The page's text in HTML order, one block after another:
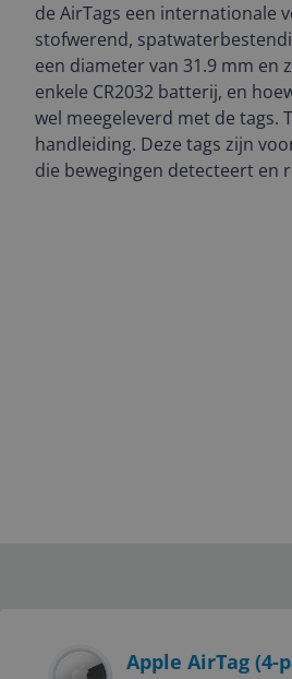
de AirTags een internationale
stofwerend,
een diameter van 31.9 mm en
enkele CR2032 batterij, en
wel meegeleverd met de tags.
handleiding. Deze tags zijn
die bewegingen detecteert en
Apple AirTag